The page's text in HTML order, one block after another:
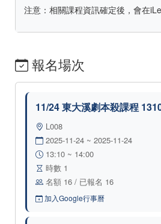
注意：相關課程資訊確定後，會在
報名場次
11/24 東大溪劇本殺課程
L008
2025-11-24 ~ 2025-11-24
13:10 ~ 14:00
時數 1
名額 16 / 已報名 16
加入Google行事曆